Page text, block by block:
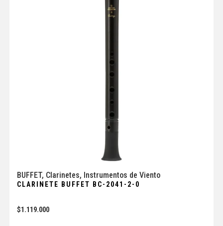
BUFFET, Clarinetes, Instrumentos de Viento
CLARINETE BUFFET BC-2041-2-0
$1.119.000